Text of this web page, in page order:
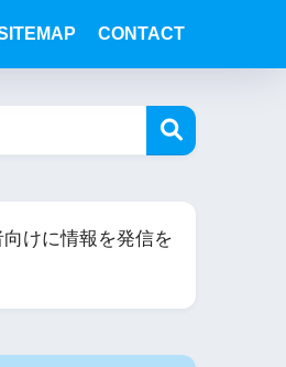
CONTACT
けに情報を発信を